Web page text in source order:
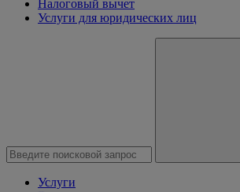
Налоговый вычет
Услуги для юридических лиц
Услуги